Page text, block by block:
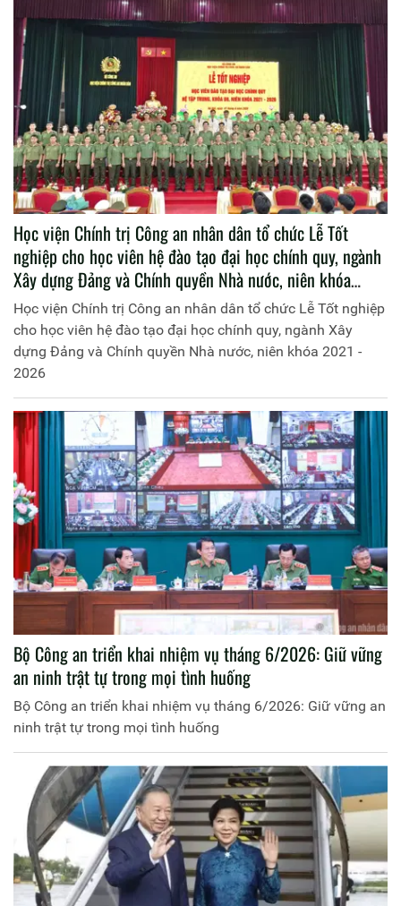
Học viện Chính trị Công an nhân dân tổ chức Lễ Tốt
nghiệp cho học viên hệ đào tạo đại học chính quy, ngành
Xây dựng Đảng và Chính quyền Nhà nước, niên khóa
2021 - 2026
Học viện Chính trị Công an nhân dân tổ chức Lễ Tốt nghiệp
cho học viên hệ đào tạo đại học chính quy, ngành Xây
dựng Đảng và Chính quyền Nhà nước, niên khóa 2021 -
2026
Bộ Công an triển khai nhiệm vụ tháng 6/2026: Giữ vững
an ninh trật tự trong mọi tình huống
Bộ Công an triển khai nhiệm vụ tháng 6/2026: Giữ vững an
ninh trật tự trong mọi tình huống